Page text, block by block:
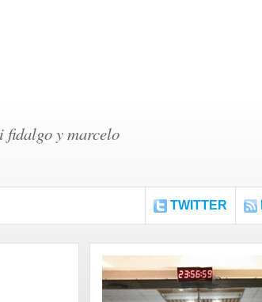
fidalgo y marcelo
TWITTER